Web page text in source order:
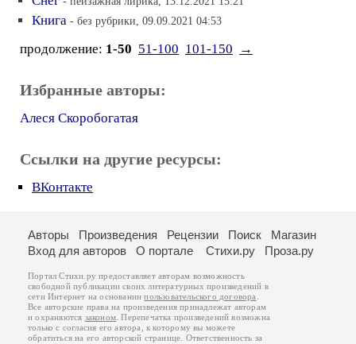
Книга - без рубрики, 09.09.2021 04:53
продолжение: 1-50 51-100 101-150 →
Избранные авторы:
Алеся Скоробогатая
Ссылки на другие ресурсы:
ВКонтакте
Авторы Произведения Рецензии Поиск
Магазин
Вход для авторов
О портале Стихи.ру Проза.ру
Портал Стихи.ру предоставляет авторам возможность
свободной публикации своих литературных произведений в
сети Интернет на основаниипользовательского договора
Все авторские права на произведения принадлежат авторам
и охраняются законом . Перепечатка произведений возможна
только с согласия его автора, к которому вы можете
обратиться на его авторской странице. Ответственность за